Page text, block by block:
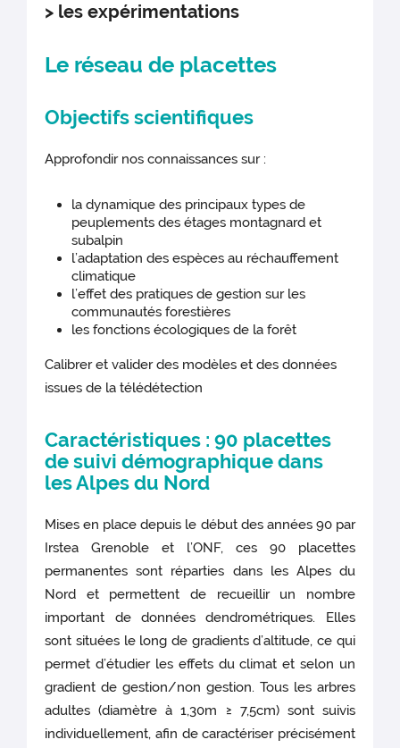
> les expérimentations
Le réseau de placettes
Objectifs scientifiques
Approfondir nos connaissances sur :
la dynamique des principaux types de
peuplements des étages montagnard et
subalpin
l’adaptation des espèces au réchauffement
climatique
l’effet des pratiques de gestion sur les
communautés forestières
les fonctions écologiques de la forêt
Calibrer et valider des modèles et des données
issues de la télédétection
Caractéristiques : 90 placettes
de suivi démographique dans
les Alpes du Nord
Mises en place depuis le début des années 90 par
Irstea Grenoble et l’ONF, ces 90 placettes
permanentes sont réparties dans les Alpes du
Nord et permettent de recueillir un nombre
important de données dendrométriques. Elles
sont situées le long de gradients d’altitude, ce qui
permet d’étudier les effets du climat et selon un
gradient de gestion/non gestion. Tous les arbres
adultes (diamètre à 1,30m ≥ 7,5cm) sont suivis
individuellement, afin de caractériser précisément